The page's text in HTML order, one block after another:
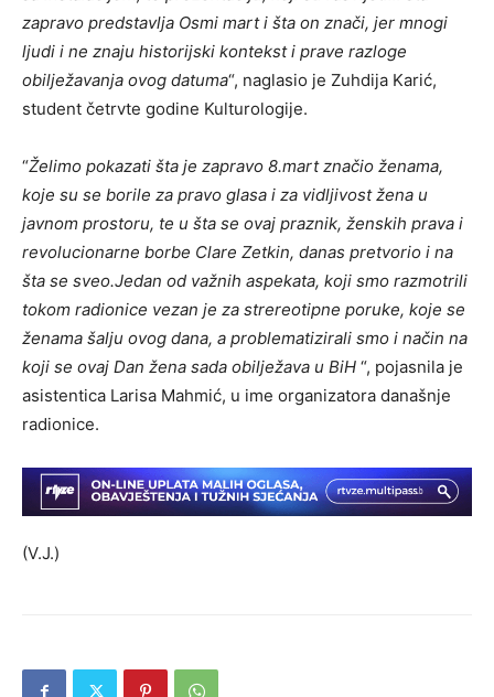
zapravo predstavlja Osmi mart i šta on znači, jer mnogi
ljudi i ne znaju historijski kontekst i prave razloge
obilježavanja ovog datuma“, naglasio je Zuhdija Karić,
student četrvte godine Kulturologije.
“Želimo pokazati šta je zapravo 8.mart značio ženama,
koje su se borile za pravo glasa i za vidljivost žena u
javnom prostoru, te u šta se ovaj praznik, ženskih prava i
revolucionarne borbe Clare Zetkin, danas pretvorio i na
šta se sveo.Jedan od važnih aspekata, koji smo razmotrili
tokom radionice vezan je za strereotipne poruke, koje se
ženama šalju ovog dana, a problematizirali smo i način na
koji se ovaj Dan žena sada obilježava u BiH “, pojasnila je
asistentica Larisa Mahmić, u ime organizatora današnje
radionice.
(V.J.)